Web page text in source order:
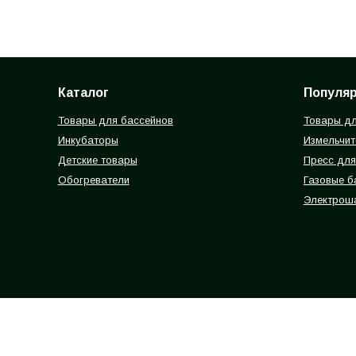
Каталог
Товары для бассейнов
Инкубаторы
Детские товары
Обогреватели
Товары
Пресс
Газовые